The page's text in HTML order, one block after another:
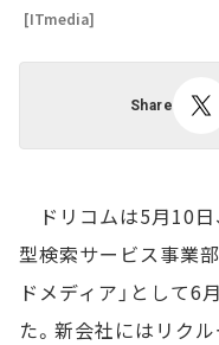
[ITmedia]
Share
ドリコムは5月10日
型検索サービス事業
ドメディア」として6
た。新会社にはリク